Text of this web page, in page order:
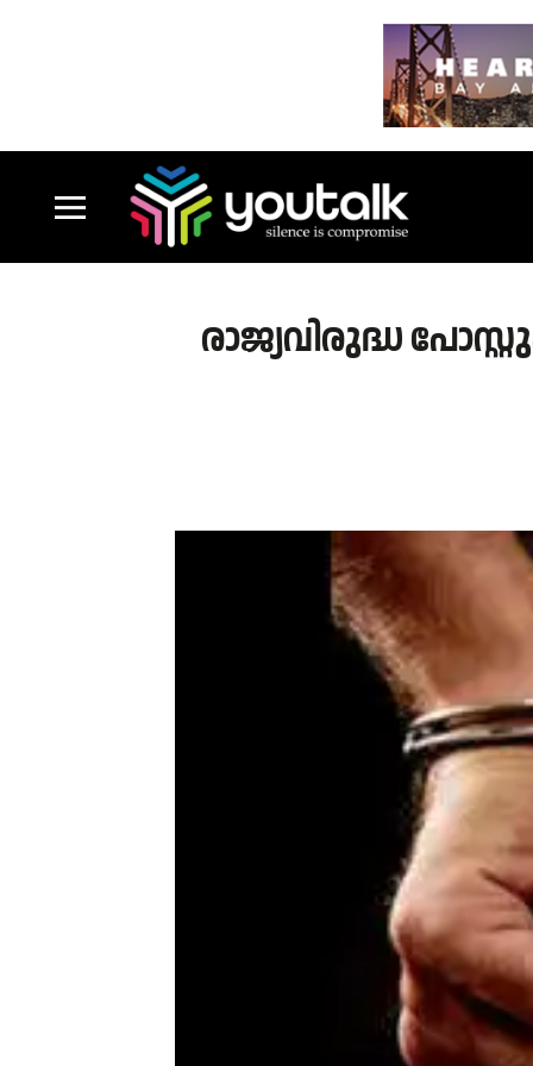
രാജ്യവിരുദ്ധ